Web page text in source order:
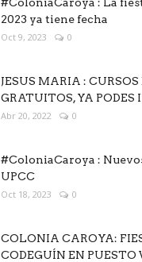
2023 ya tiene fecha
Oct 9, 2023 0
JESUS MARIA : CURSOS
GRATUITOS, YA PODES
Abr 20, 2022 0
#ColoniaCaroya :
UPCC
Oct 18, 2023 0
COLONIA CAROYA:
CODEGUÍN EN PUESTO